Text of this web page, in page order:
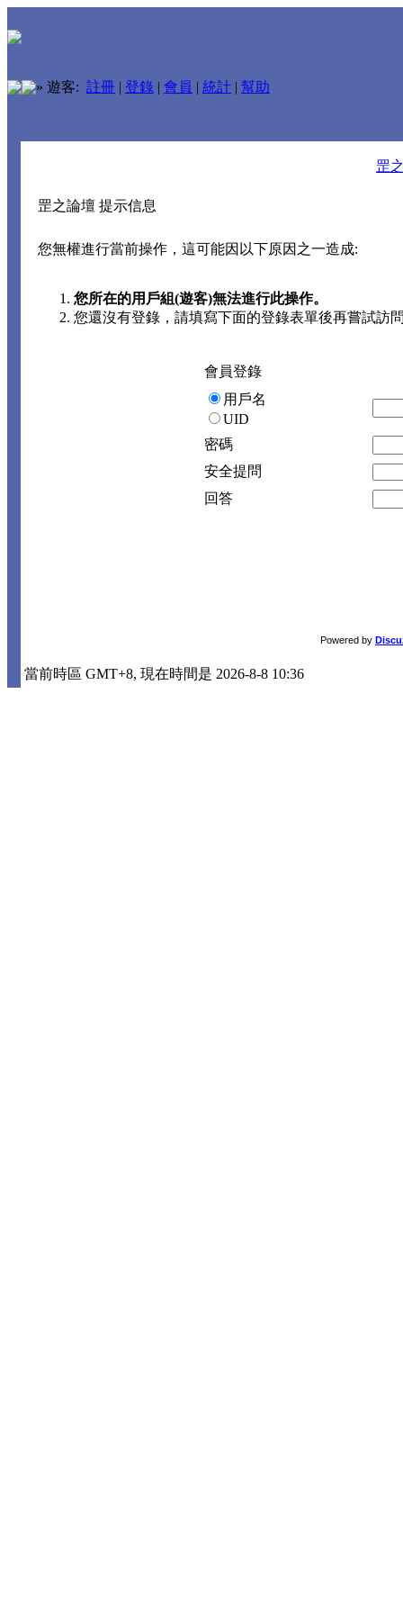
» 遊客: 註冊 | 登錄 | 會員 | 統計 | 幫助
罡
罡之論壇 提示信息
您無權進行當前操作，這可能因以下原因之一造成:
您所在的用戶組(遊客)無法進行此操作。
您還沒有登錄，請填寫下面的登錄表單後再嘗試訪
會員登錄
用戶名
UID
密碼
安全提問
回答
Powered by
當前時區 GMT+8, 現在時間是 2026-8-8 10:36